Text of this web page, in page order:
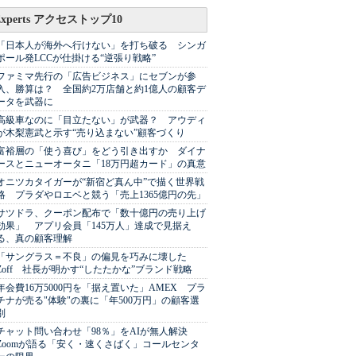
アクセストップ10
日本人が海外へ行けない」を打ち破る シンガ
ール発LCCが仕掛ける“逆張り戦略”
ァミマ先行の「広告ビジネス」にセブンが参
、勝算は？ 全国約2万店舗と約1億人の顧客デ
タを武器に
級車なのに「目立たない」が武器？ アウディ
木梨憲武と示す“売り込まない”顧客づくり
裕層の「使う喜び」をどう引き出すか ダイナ
スとニューオータニ「18万円超カード」の真意
ニツカタイガーが“新宿ど真ん中”で描く世界戦
プラダやロエベと競う「売上1365億円の先」
ツドラ、クーポン配布で「数十億円の売り上げ
果」 アプリ会員「145万人」達成で見据え
、真の顧客理解
サングラス＝不良」の偏見を巧みに壊した
社長が明かす“したたかな”ブランド戦略
会費16万5000円を「据え置いた」AMEX プラ
ナが売る"体験"の裏に「年500万円」の顧客選
ャット問い合わせ「98％」をAIが無人解決
が語る「安く・速くさばく」コールセンタ